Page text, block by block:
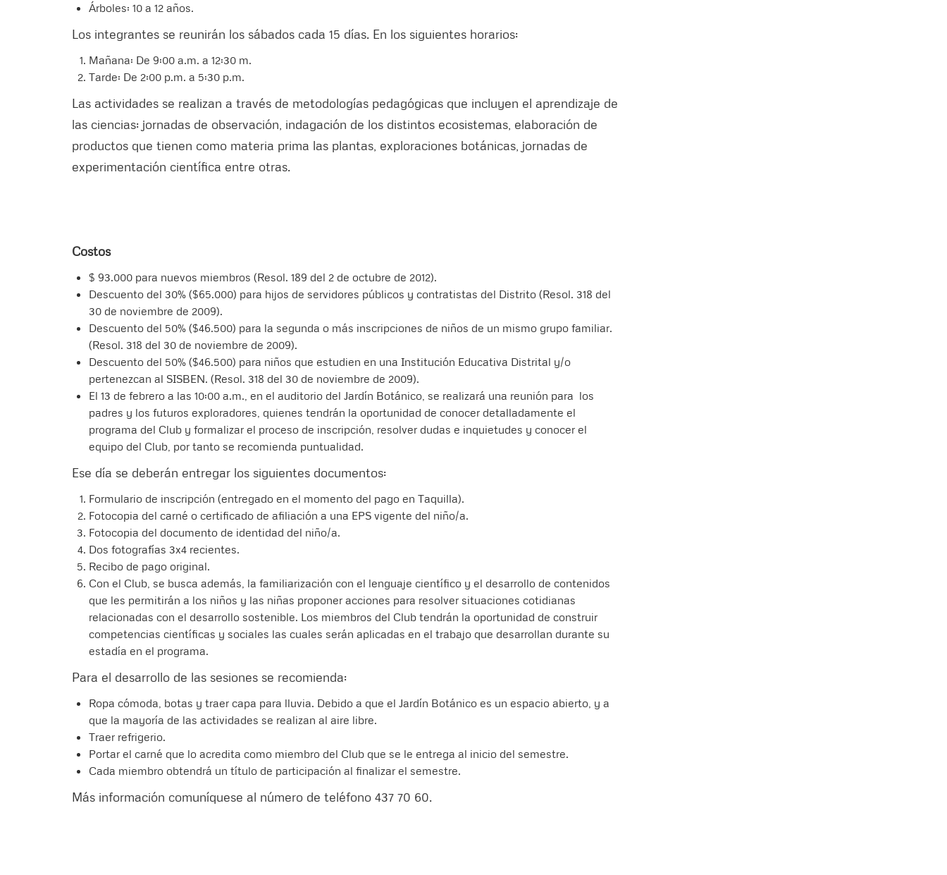
Árboles: 10 a 12 años.
Los integrantes se reunirán los sábados cada 15 días. En los siguientes horarios:
Mañana: De 9:00 a.m. a 12:30 m.
Tarde: De 2:00 p.m. a 5:30 p.m.
Las actividades se realizan a través de metodologías pedagógicas que incluyen el aprendizaje de
las ciencias: jornadas de observación, indagación de los distintos ecosistemas, elaboración de
productos que tienen como materia prima las plantas, exploraciones botánicas, jornadas de
experimentación científica entre otras.
Costos
$ 93.000 para nuevos miembros (Resol. 189 del 2 de octubre de 2012).
Descuento del 30% ($65.000) para hijos de servidores públicos y contratistas del Distrito (Resol. 318 del
30 de noviembre de 2009).
Descuento del 50% ($46.500) para la segunda o más inscripciones de niños de un mismo grupo familiar.
(Resol. 318 del 30 de noviembre de 2009).
Descuento del 50% ($46.500) para niños que estudien en una Institución Educativa Distrital y/o
pertenezcan al SISBEN. (Resol. 318 del 30 de noviembre de 2009).
El 13 de febrero a las 10:00 a.m., en el auditorio del Jardín Botánico, se realizará una reunión para los
padres y los futuros exploradores, quienes tendrán la oportunidad de conocer detalladamente el
programa del Club y formalizar el proceso de inscripción, resolver dudas e inquietudes y conocer el
equipo del Club, por tanto se recomienda puntualidad.
Ese día se deberán entregar los siguientes documentos:
Formulario de inscripción (entregado en el momento del pago en Taquilla).
Fotocopia del carné o certificado de afiliación a una EPS vigente del niño/a.
Fotocopia del documento de identidad del niño/a.
Dos fotografías 3x4 recientes.
Recibo de pago original.
Con el Club, se busca además, la familiarización con el lenguaje científico y el desarrollo de contenidos
que les permitirán a los niños y las niñas proponer acciones para resolver situaciones cotidianas
relacionadas con el desarrollo sostenible. Los miembros del Club tendrán la oportunidad de construir
competencias científicas y sociales las cuales serán aplicadas en el trabajo que desarrollan durante su
estadía en el programa.
Para el desarrollo de las sesiones se recomienda:
Ropa cómoda, botas y traer capa para lluvia. Debido a que el Jardín Botánico es un espacio abierto, y a
que la mayoría de las actividades se realizan al aire libre.
Traer refrigerio.
Portar el carné que lo acredita como miembro del Club que se le entrega al inicio del semestre.
Cada miembro obtendrá un título de participación al finalizar el semestre.
Más información comuníquese al número de teléfono 437 70 60.